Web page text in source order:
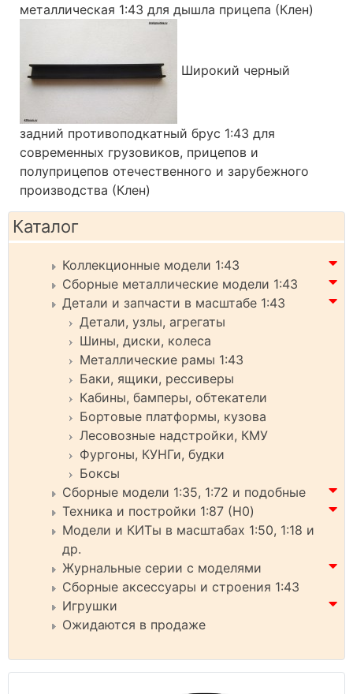
металлическая 1:43 для дышла прицепа (Клен)
Широкий черный
задний противоподкатный брус 1:43 для
современных грузовиков, прицепов и
полуприцепов отечественного и зарубежного
производства (Клен)
Каталог
Коллекционные модели 1:43
Сборные металлические модели 1:43
Детали и запчасти в масштабе 1:43
Детали, узлы, агрегаты
Шины, диски, колеса
Металлические рамы 1:43
Баки, ящики, рессиверы
Кабины, бамперы, обтекатели
Бортовые платформы, кузова
Лесовозные надстройки, КМУ
Фургоны, КУНГи, будки
Боксы
Сборные модели 1:35, 1:72 и подобные
Техника и постройки 1:87 (H0)
Модели и КИТы в масштабах 1:50, 1:18 и
др.
Журнальные серии с моделями
Сборные аксессуары и строения 1:43
Игрушки
Ожидаются в продаже